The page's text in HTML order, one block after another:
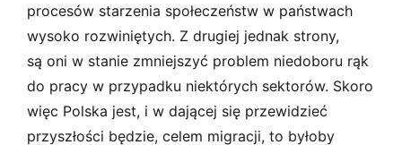
procesów starzenia społeczeństw w państwach
wysoko rozwiniętych. Z drugiej jednak strony,
są oni w stanie zmniejszyć problem niedoboru rąk
do pracy w przypadku niektórych sektorów. Skoro
więc Polska jest, i w dającej się przewidzieć
przyszłości będzie, celem migracji, to byłoby